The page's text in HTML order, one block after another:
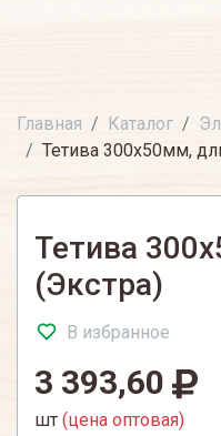
Главная Каталог
Тетива 300х50мм,
Тетива
(Экстра)
В избранное
3 393,60
шт (цена оптовая)